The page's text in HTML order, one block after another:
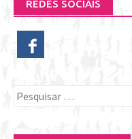
REDES SOCIAIS
Pesquisar